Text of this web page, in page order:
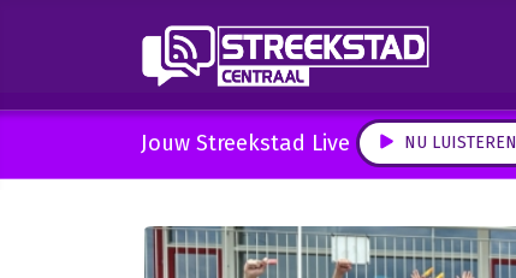
Jouw Streekstad Live NU LUISTEREN